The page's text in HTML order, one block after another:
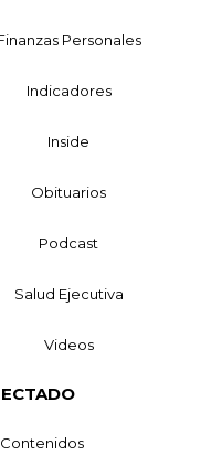
Personales
Indicadores
Inside
Obituarios
Podcast
Salud Ejecutiva
Videos